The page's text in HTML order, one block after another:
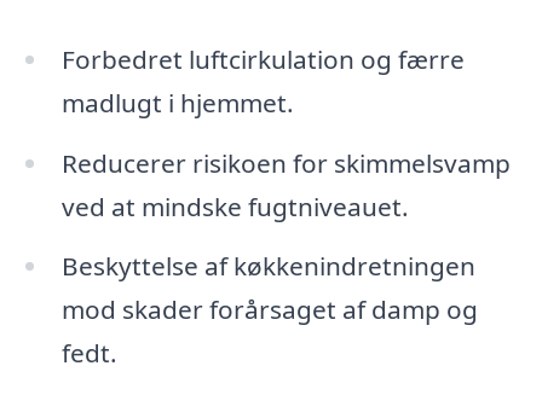
Forbedret luftcirkulation og færre
madlugt i hjemmet.
Reducerer risikoen for skimmelsvamp
ved at mindske fugtniveauet.
Beskyttelse af køkkenindretningen
mod skader forårsaget af damp og
fedt.